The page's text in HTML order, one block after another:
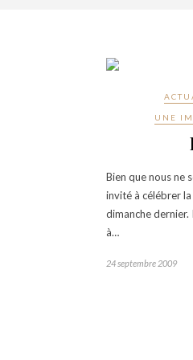
UNE
Bien que nous ne
invité à célébrer
dimanche
à…
24 septembre 2009